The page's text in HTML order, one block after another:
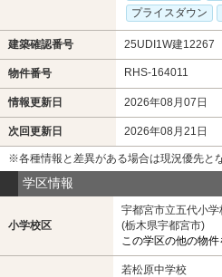
プライスダウン
建築確認番号 25UDI1W建12267
物件番号 RHS-164011
情報更新日 2026年08月07日
次回更新日 2026年08月21日
※各種情報と差異がある場合は現況優先と
学区情報
小学校区
宇都宮市立五代小学
(栃木県宇都宮市)
この学区の他の物件
若松原中学校